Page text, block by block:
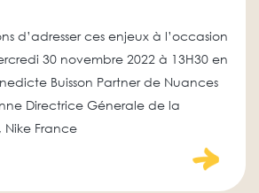
d’adresser ces enjeux à l’occasion
30 novembre 2022 à 13H30 en
Buisson Partner de Nuances
Directrice Génerale de la
France